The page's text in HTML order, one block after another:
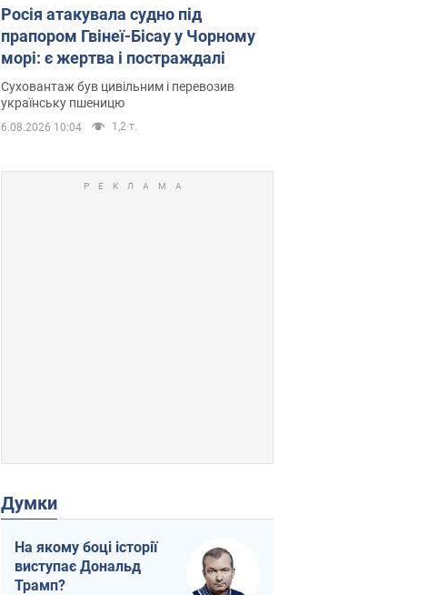
Росія атакувала судно під
прапором Гвінеї-Бісау у Чорному
морі: є жертва і постраждалі
Суховантаж був цивільним і перевозив
українську пшеницю
6.08.2026 10:04 1,2 т.
Думки
На якому боці історії
виступає Дональд
Трамп?